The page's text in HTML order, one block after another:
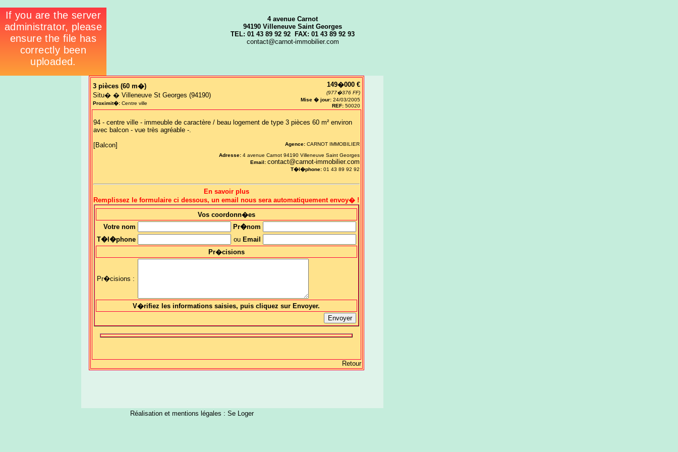
4 avenue Carnot
94190 Villeneuve Saint Georges
TEL: 01 43 89 92 92 FAX: 01 43 89 92 93
contact@carnot-immobilier.com
3 pièces (60 m�)
Situ� � Villeneuve St Georges (94190)
Proximit�:Centre ville
149�000 €
(977�376 FF)
Mise � jour: 24/03/2005
REF:50020
94 - centre ville - immeuble de caractère / beau logement de type 3 pièces 60 m² environ
avec balcon - vue très agréable -.
[Balcon]
Agence:CARNOT IMMOBILIER
Adresse: 4 avenue Carnot 94190 Villeneuve Saint Georges
Email: contact@carnot-immobilier.com
T�l�phone:01 43 89 92 92
En savoir plus
Remplissez le formulaire ci dessous, un email nous sera automatiquement envoy� !
Vos coordonn�es
Votre nom
Pr�nom
T�l�phone
ou Email
Pr�cisions
Pr�cisions :
V�rifiez les informations saisies, puis cliquez sur Envoyer.
Retour
Réalisation et mentions légales : Se Loger